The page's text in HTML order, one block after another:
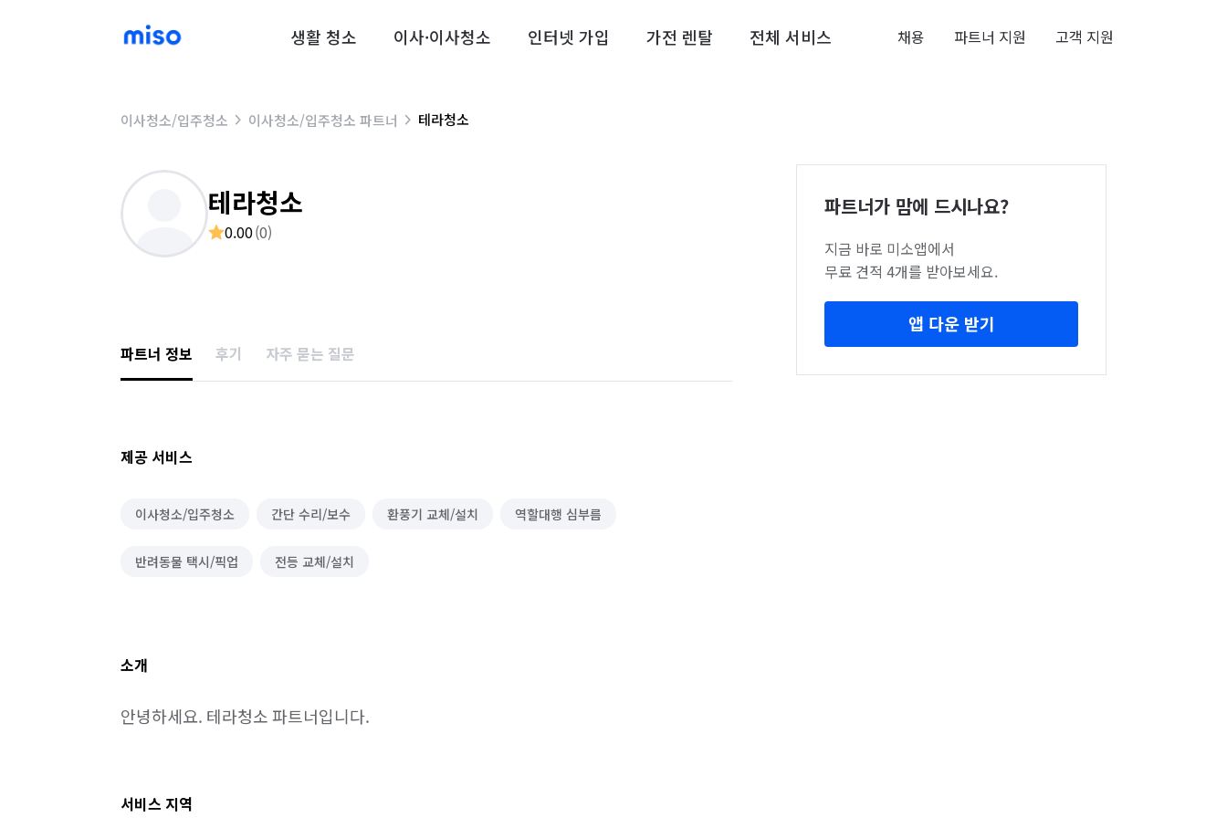
생활 청소 이사·이사청소 인터넷 가입 가전 렌탈 전체 서비스 채용 파트너 지원 고객 지원
이사청소/입주청소 이사청소/입주청소 파트너 테라청소
테라청소
0.00(0)
파트너 정보 후기 자주 묻는 질문
제공 서비스
이사청소/입주청소 간단 수리/보수 환풍기 교체/설치 역할대행 심부름
반려동물 택시/픽업 전등 교체/설치
소개
안녕하세요. 테라청소 파트너입니다.
서비스 지역
파트너가 맘에 드시나요?
지금 바로 미소앱에서
무료 견적 4개를 받아보세요.
앱 다운 받기